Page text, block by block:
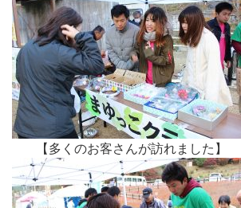
【多くのお客さんが訪れました】